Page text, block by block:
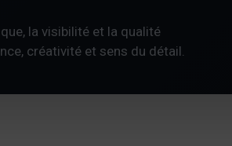
la visibilité et la qualité
créativité et sens du détail.